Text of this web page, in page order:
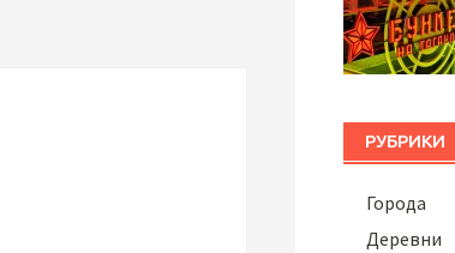
РУБРИКИ
Города
Деревни